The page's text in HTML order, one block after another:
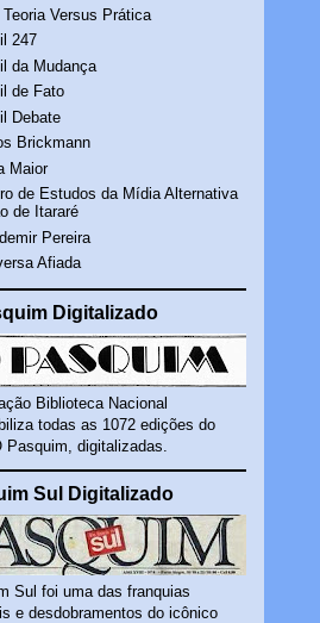
Teoria Versus Prática
247
da Mudança
de Fato
Debate
Brickmann
Maior
de Estudos da Mídia Alternativa
de Itararé
Pereira
Afiada
Digitalizado
Biblioteca Nacional
todas as 1072 edições do
Pasquim, digitalizadas.
Sul Digitalizado
Sul foi uma das franquias
e desdobramentos do icônico